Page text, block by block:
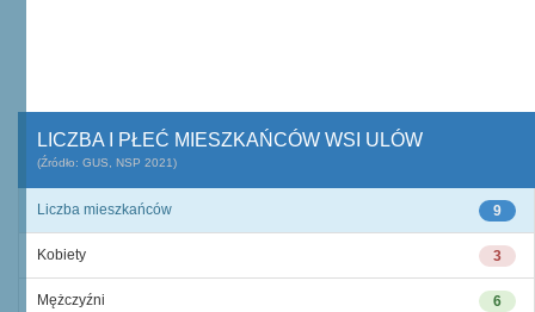
LICZBA I PŁEĆ MIESZKAŃCÓW WSI ULÓW
(Źródło: GUS, NSP 2021)
9
Liczba mieszkańców
3
Kobiety
6
Mężczyźni